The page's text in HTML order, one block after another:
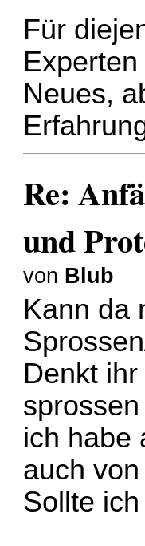
Für
Neues,
Re:
und
von Blub
Kann da
Denkt
ich habe
auch
Sollte